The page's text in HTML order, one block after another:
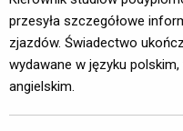
przesyła szczegółowe
zjazdów. Świadectwo
wydawane w języku
angielskim.